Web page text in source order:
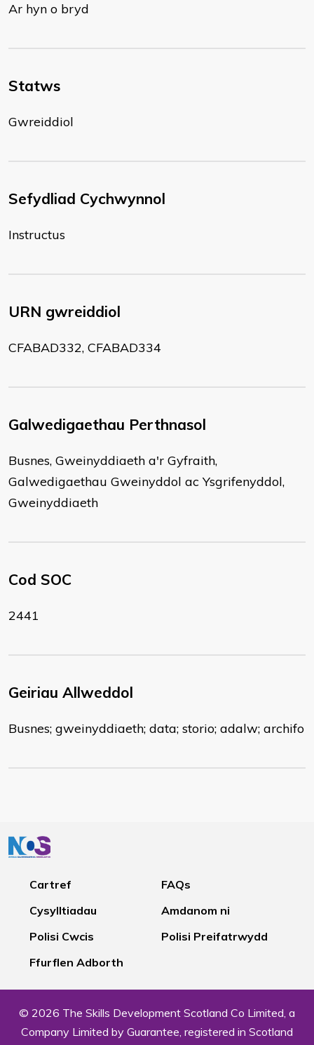
Ar hyn o bryd
Statws
Gwreiddiol
Sefydliad Cychwynnol
Instructus
URN gwreiddiol
CFABAD332, CFABAD334
Galwedigaethau Perthnasol
Busnes, Gweinyddiaeth a'r Gyfraith,
Galwedigaethau Gweinyddol ac Ysgrifenyddol,
Gweinyddiaeth
Cod SOC
2441
Geiriau Allweddol
Busnes; gweinyddiaeth; data; storio; adalw; archifo
Cartref
FAQs
Cysylltiadau
Amdanom ni
Polisi Cwcis
Polisi Preifatrwydd
Ffurflen Adborth
© 2026 The Skills Development Scotland Co Limited, a
Company Limited by Guarantee, registered in Scotland